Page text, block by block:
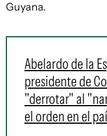
Guyana.
Abelardo de la
presidente de
"derrotar" al
el orden en el